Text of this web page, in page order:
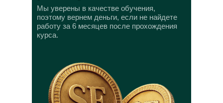
Мы уверены в качестве обучения,
поэтому вернем деньги, если не найдете
работу за 6 месяцев после прохождения
курса.